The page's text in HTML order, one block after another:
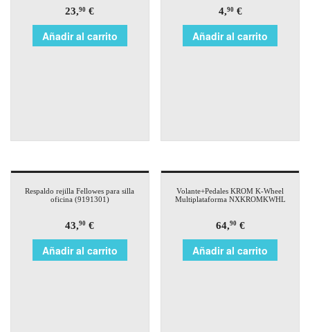
23,90 €
Añadir al carrito
4,90€
Añadir al carrito
Respaldo rejilla Fellowes para silla
oficina (9191301)
43,90 €
Añadir al carrito
Volante+Pedales KROM K-Wheel
Multiplataforma NXKROMKWHL
64,90€
Añadir al carrito